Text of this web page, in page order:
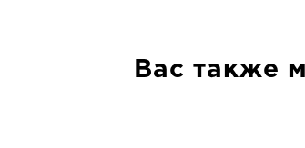
Вас также